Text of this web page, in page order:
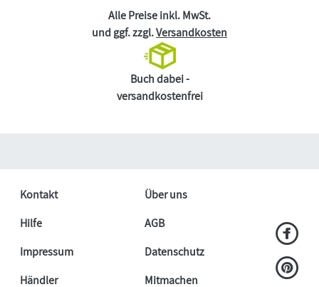
Alle Preise inkl. MwSt.
und ggf. zzgl.Versandkosten
Buch dabei -
versandkostenfrei
Kontakt
Über uns
Hilfe
AGB
Impressum
Datenschutz
Händler
Mitmachen